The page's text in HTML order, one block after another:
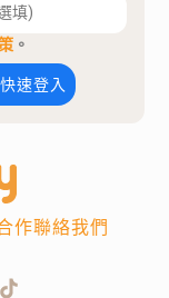
。
速登入
作聯絡我們